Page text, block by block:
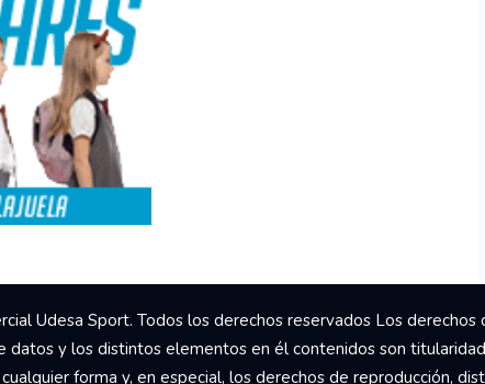
Udesa Sport. Todos los derechos reservados Los
datos y los distintos elementos en él contenidos son
forma y, en especial, los derechos de reproducción,